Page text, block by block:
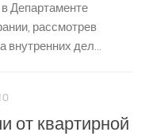
Департаменте
рассмотрев
внутренних дел...
от квартирной